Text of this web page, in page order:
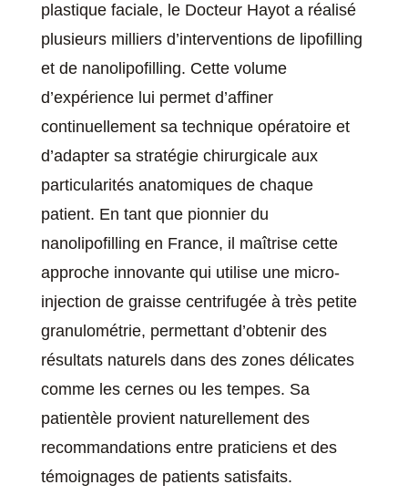
plastique faciale, le Docteur Hayot a réalisé
plusieurs milliers d’interventions de lipofilling
et de nanolipofilling. Cette volume
d’expérience lui permet d’affiner
continuellement sa technique opératoire et
d’adapter sa stratégie chirurgicale aux
particularités anatomiques de chaque
patient. En tant que pionnier du
nanolipofilling en France, il maîtrise cette
approche innovante qui utilise une micro-
injection de graisse centrifugée à très petite
granulométrie, permettant d’obtenir des
résultats naturels dans des zones délicates
comme les cernes ou les tempes. Sa
patientèle provient naturellement des
recommandations entre praticiens et des
témoignages de patients satisfaits.